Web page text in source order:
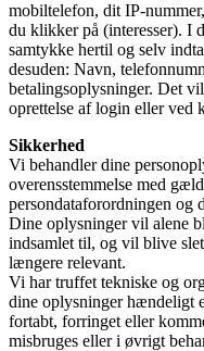
mobiltelefon, dit IP-
du klikker på (interesser). I
samtykke hertil og selv
desuden: Navn,
betalingsoplysninger. Det
oprettelse af login eller ved
Sikkerhed
Vi behandler dine
overensstemmelse med
persondataforordningen og
Dine oplysninger vil alene
indsamlet til, og vil blive
længere relevant.
Vi har truffet tekniske og
dine oplysninger hændeligt
fortabt, forringet eller
misbruges eller i øvrigt